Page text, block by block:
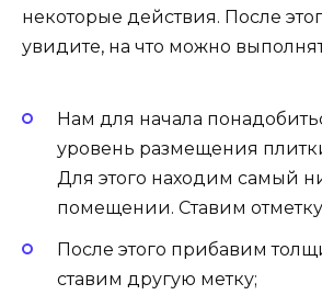
некоторые действия. После
увидите, на что можно
Нам для начала
уровень размещения
Для этого находим самый
помещении. Ставим
После этого прибавим
ставим другую метку;